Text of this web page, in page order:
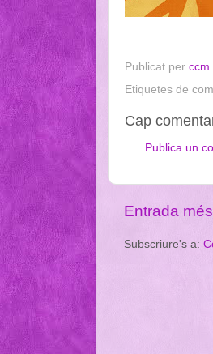
Publicat per ccm
Etiquetes de
Cap
Publica un
Entrada
Subscriure's a: